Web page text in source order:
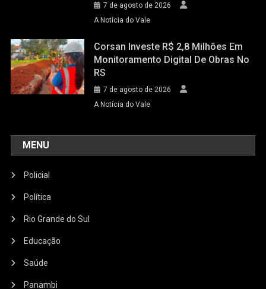
7 de agosto de 2026
A Notícia do Vale
Corsan Investe R$ 2,8 Milhões Em
Monitoramento Digital De Obras No
RS
7 de agosto de 2026
A Notícia do Vale
MENU
Policial
Política
Rio Grande do Sul
Educação
Saúde
Panambi